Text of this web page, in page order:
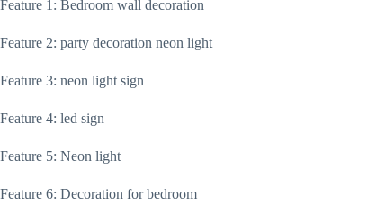
Feature 1: Bedroom wall decoration
Feature 2: party decoration neon light
Feature 3: neon light sign
Feature 4: led sign
Feature 5: Neon light
Feature 6: Decoration for bedroom